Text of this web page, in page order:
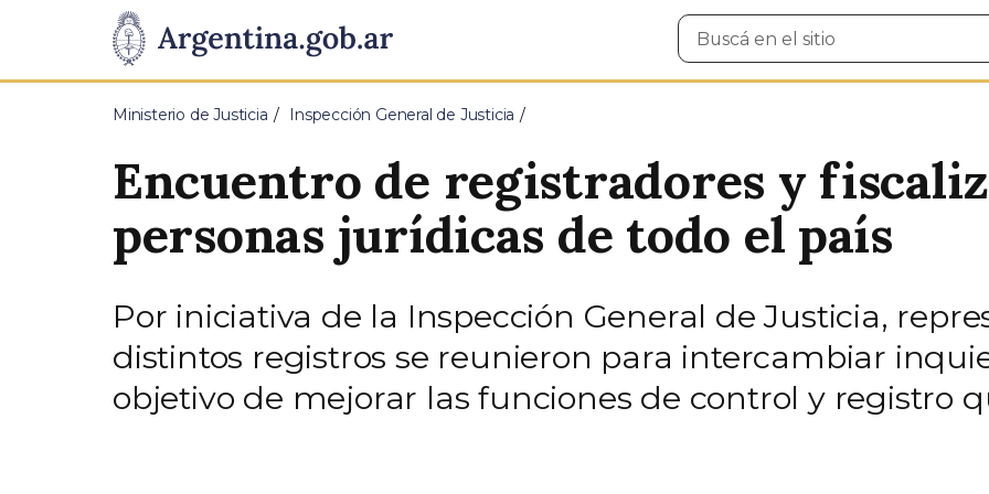
Presidencia
de
Pasar al contenido principal
Buscar
en
Ministerio de Justicia Inspección General de Justicia
Encuentro de registradores y
personas jurídicas de todo el país
Por iniciativa de la Inspección General de Justicia,
distintos registros se reunieron para intercambiar
objetivo de mejorar las funciones de control y registro